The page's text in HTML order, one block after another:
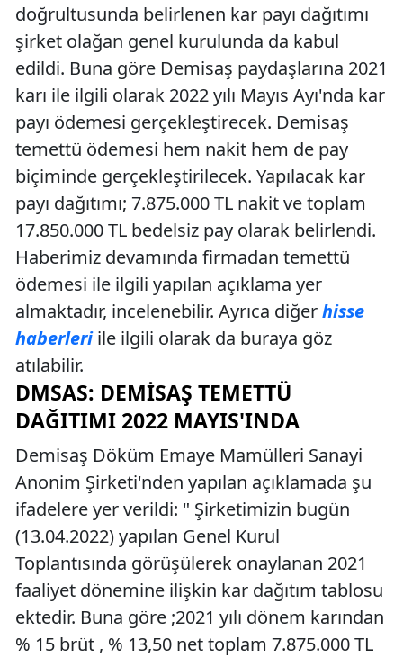
doğrultusunda belirlenen kar payı dağıtımı
şirket olağan genel kurulunda da kabul
edildi. Buna göre Demisaş paydaşlarına 2021
karı ile ilgili olarak 2022 yılı Mayıs Ayı'nda kar
payı ödemesi gerçekleştirecek. Demisaş
temettü ödemesi hem nakit hem de pay
biçiminde gerçekleştirilecek. Yapılacak kar
payı dağıtımı; 7.875.000 TL nakit ve toplam
17.850.000 TL bedelsiz pay olarak belirlendi.
Haberimiz devamında firmadan temettü
ödemesi ile ilgili yapılan açıklama yer
almaktadır, incelenebilir. Ayrıca diğerhisse
haberleriile ilgili olarak da buraya göz
atılabilir.
DMSAS: DEMISAŞ TEMETTÜ
DAĞITIMI 2022 MAYIS'INDA
Demisaş Döküm Emaye Mamülleri Sanayi
Anonim Şirketi'nden yapılan açıklamada şu
ifadelere yer verildi: " Şirketimizin bugün
(13.04.2022) yapılan Genel Kurul
Toplantısında görüşülerek onaylanan 2021
faaliyet dönemine ilişkin kar dağıtım tablosu
ektedir. Buna göre ;2021 yılı dönem karından
% 15 brüt , % 13,50 net toplam 7.875.000 TL